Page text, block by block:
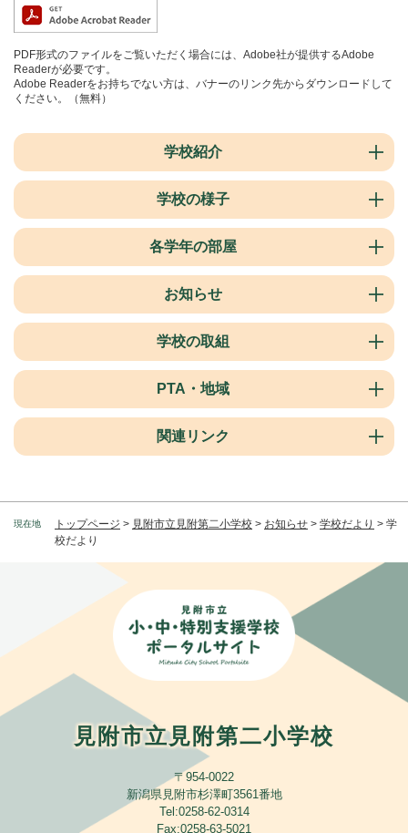
PDF形式のファイルをご覧いただく場合には、Adobe社が提供するAdobe
Readerが必要です。
Adobe Readerをお持ちでない方は、バナーのリンク先からダウンロードして
ください。（無料）
学校紹介
学校の様子
各学年の部屋
お知らせ
学校の取組
PTA・地域
関連リンク
現在地 トップページ > 見附市立見附第二小学校 > お知らせ > 学校だより > 学
校だより
見附市立見附第二小学校
〒954-0022
新潟県見附市杉澤町3561番地
Tel:0258-62-0314
Fax:0258-63-5021